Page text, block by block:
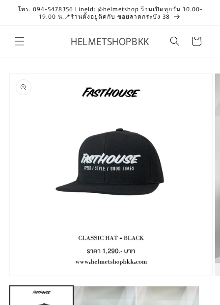
Skip to
content
โทร. 094-5478356 LineId: @helmetshop ร้านเปิดทุกวัน 10.00-
19.00 น.📍ร้านตั้งอยู่ติดกับ ซอยลาดกระบัง 38
HELMETSHOPBKK Cart
product
information
media